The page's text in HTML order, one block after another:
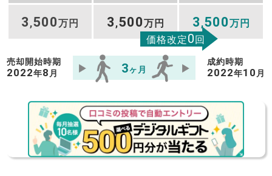
3 ,500万円 3 ,500万円 3 ,500万円
価格改定0回
売却開始時期
2022年8 月 3ヶ月
成約時期
2022年10 月